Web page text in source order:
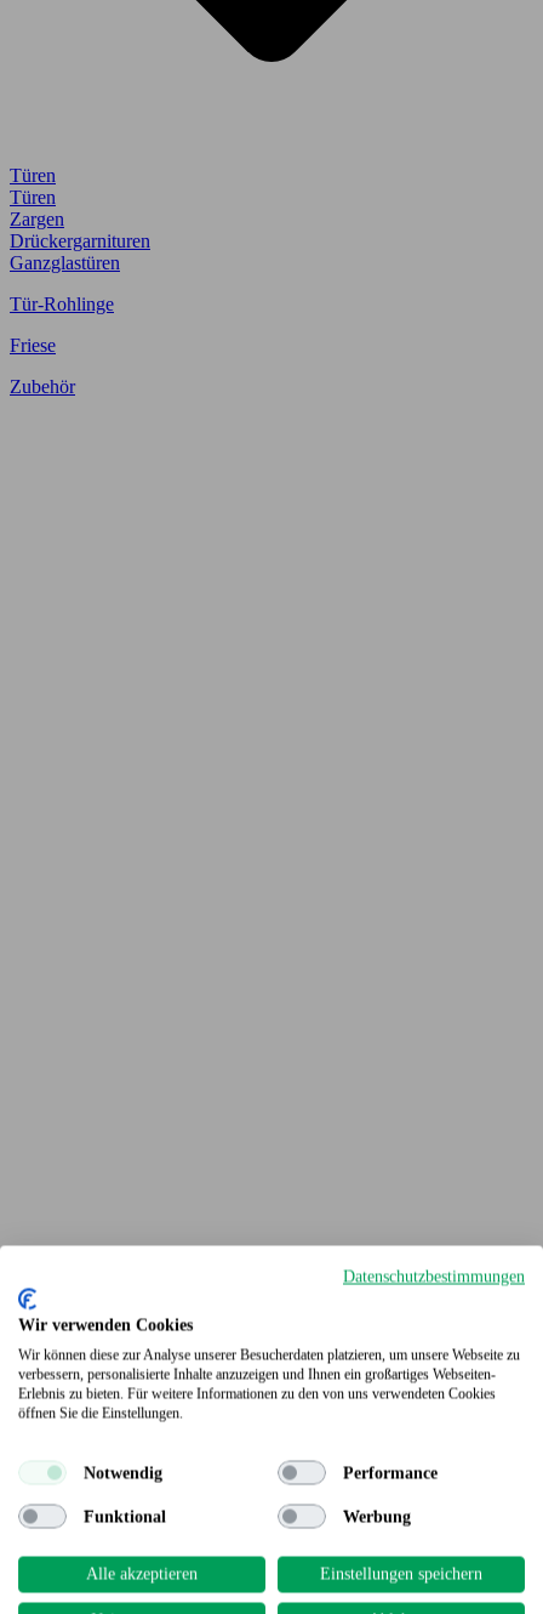
Türen
Türen
Zargen
Drückergarnituren
Ganzglastüren
Tür-Rohlinge
Friese
Zubehör
Terrassendielen
Datenschutzbestimmungen
Wir verwenden Cookies
Wir können diese zur Analyse unserer Besucherdaten platzieren, um unsere Webseite zu
verbessern, personalisierte Inhalte anzuzeigen und Ihnen ein großartiges Webseiten-
Erlebnis zu bieten. Für weitere Informationen zu den von uns verwendeten Cookies
öffnen Sie die Einstellungen.
Notwendig Performance
Funktional Werbung
Alle akzeptieren Einstellungen speichern